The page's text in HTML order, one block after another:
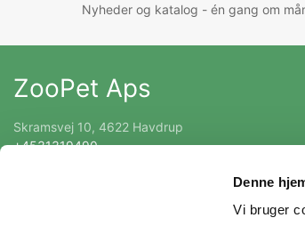
Denne
Vi bruger
Nyheder og katalog - én gang om
ZooPet Aps
Skramsvej 10, 4622 Havdrup
+4531319490